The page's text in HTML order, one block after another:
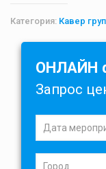
Категория: Кавер
ОНЛАЙН
Запрос